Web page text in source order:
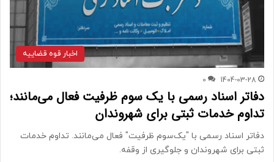
اخبار قوه قضاییه
1404-03-28
0
دفاتر اسناد رسمی با یک سوم ظرفیت فعال می‌مانند؛
تداوم خدمات ثبتی برای شهروندان
دفاتر اسناد رسمی با "یک‌سوم ظرفیت" فعال می‌مانند. تداوم خدمات
ثبتی برای شهروندان و جلوگیری از وقفه.